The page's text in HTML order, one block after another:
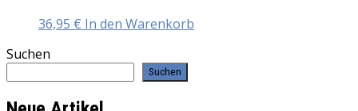
36,95 € In den Warenkorb
Suchen
Suchen